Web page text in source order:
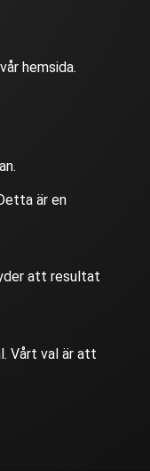
hemsida.
är en
att resultat
Vårt val är att